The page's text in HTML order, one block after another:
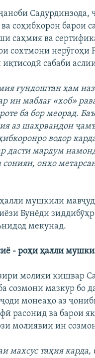
Садурдинзода,
соҳибкорон барои
саҳмия ва
сохтмони
сабаби
ғундоштан ҳам
ин маблағ «хоб»
ба бор меорад.
аз шаҳрвандон
водор
дасти мардум
сониян, онҳо
мушкили
Бунёди
мекунад.
- роҳи ҳалли
молияи кишвар
созмони мазкур бо
монеаҳо аз
расонид ва барои
молиявии ин
махсус таҳия